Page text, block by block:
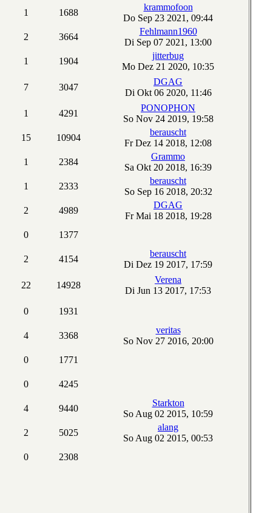
1 1688
krammofoon
Do Sep 23 2021, 09:44
2 3664
Fehlmann1960
Di Sep 07 2021, 13:00
1 1904
jitterbug
Mo Dez 21 2020, 10:35
7 3047
DGAG
Di Okt 06 2020, 11:46
1 4291
PONOPHON
So Nov 24 2019, 19:58
15 10904
berauscht
Fr Dez 14 2018, 12:08
1 2384
Grammo
Sa Okt 20 2018, 16:39
1 2333
berauscht
So Sep 16 2018, 20:32
2 4989
DGAG
Fr Mai 18 2018, 19:28
0 1377
2 4154
berauscht
Di Dez 19 2017, 17:59
22 14928
Verena
Di Jun 13 2017, 17:53
0 1931
4 3368
veritas
So Nov 27 2016, 20:00
0 1771
0 4245
4 9440
Starkton
So Aug 02 2015, 10:59
2 5025
alang
So Aug 02 2015, 00:53
0
2308